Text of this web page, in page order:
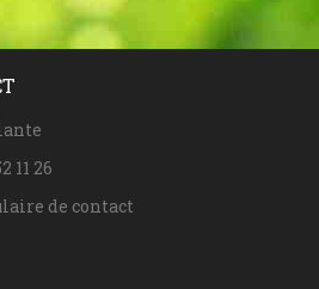
11 26
de contact